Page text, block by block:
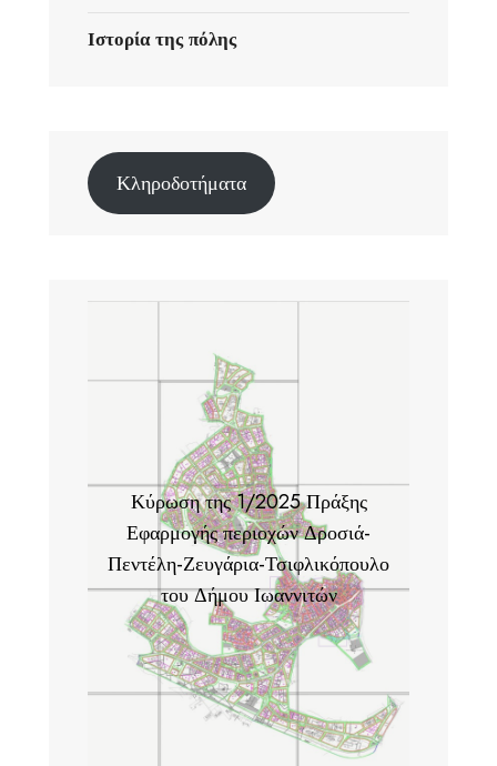
Ιστορία της πόλης
Κληροδοτήματα
Κύρωση της 1/2025 Πράξης
Εφαρμογής περιοχών Δροσιά-
Πεντέλη-Ζευγάρια-Τσιφλικόπουλο
του Δήμου Ιωαννιτών